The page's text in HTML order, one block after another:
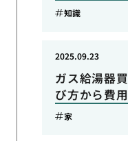
知識
ガス給湯器
び方から費
2025.09.23
家